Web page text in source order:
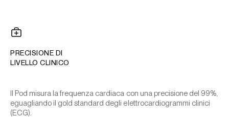
PRECISIONE DI
LIVELLO CLINICO
Il Pod misura la frequenza cardiaca con una precisione del 99%,
eguagliando il gold standard degli elettrocardiogrammi clinici
(ECG).